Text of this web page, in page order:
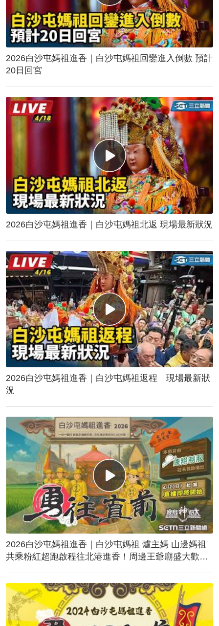
2026白沙屯媽祖進香｜白沙屯媽祖回鑾進入倒數 預計
20日回宮
2026白沙屯媽祖進香｜白沙屯媽祖北返 現場最新狀況
2026白沙屯媽祖進香｜白沙屯媽祖返程 現場最新狀
況
2026白沙屯媽祖進香｜白沙屯媽祖 爐主媽 山邊媽祖
共乘粉紅超跑啟程往北港進香！周邊王爺廟盛大歡